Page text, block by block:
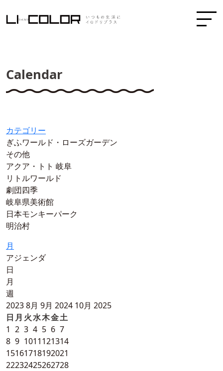
Calendar
カテゴリー
ぎふワールド・ローズガーデン
その他
アクア・トト 岐阜
リトルワールド
劇団四季
岐阜県美術館
日本モンキーパーク
明治村
月
アジェンダ
日
月
週
20238月 9月 2024 10月 2025
日 月 火水木金土
1 2 3 4 5 6 7
8 9 1011121314
15161718192021
22232425262728